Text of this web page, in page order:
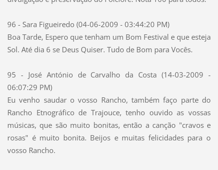
96 - Sara Figueiredo (04-06-2009 - 03:44:20 PM)
Boa Tarde, Espero que tenham um Bom Festival e que esteja
Sol. Até dia 6 se Deus Quiser. Tudo de Bom para Vocês.
95 - José António de Carvalho da Costa (14-03-2009 -
06:07:29 PM)
Eu venho saudar o vosso Rancho, também faço parte do
Rancho Etnográfico de Trajouce, tenho ouvido as vossas
músicas, que são muito bonitas, então a canção "cravos e
rosas" é muito bonita. Beijos e muitas felicidades para o
vosso Rancho.